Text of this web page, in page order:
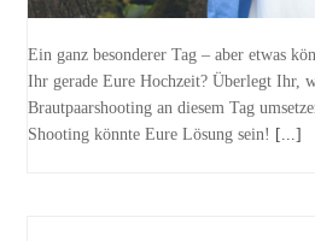
Ein ganz besonderer Tag – aber etwas
Ihr gerade Eure Hochzeit? Überlegt Ihr,
Brautpaarshooting an diesem Tag
Shooting könnte Eure Lösung sein! [...]